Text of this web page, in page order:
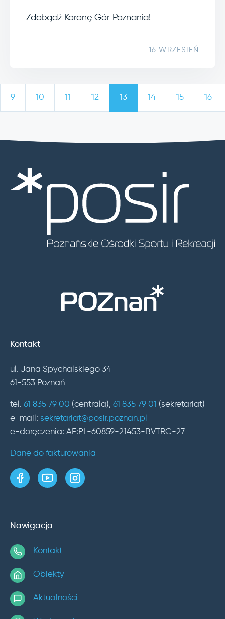
Zdobądź Koronę Gór Poznania!
16 WRZESIEŃ
9 10 11 12 13 14 15 16
Kontakt
ul. Jana Spychalskiego 34
61-553 Poznań
tel. 61 835 79 00 (centrala), 61 835 79 01 (sekretariat)
e-mail: sekretariat@posir.poznan.pl
e-doręczenia: AE:PL-60859-21453-BVTRC-27
Dane do fakturowania
strona w serwisie Facebook
kanał w serwisie YouTube
profil w serwisie Instagram
Nawigacja
Kontakt
Obiekty
Aktualności